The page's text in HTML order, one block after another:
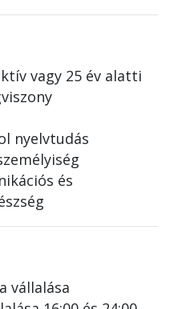
vagy 25 év alatti
nyelvtudás
és
vállalása